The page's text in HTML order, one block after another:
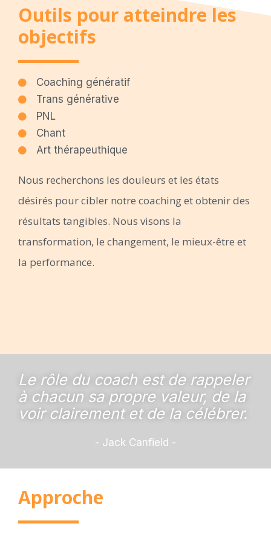
Outils pour atteindre les
objectifs
Coaching génératif
Trans générative
PNL
Chant
Art thérapeuthique
Nous recherchons les douleurs et les états
désirés pour cibler notre coaching et obtenir des
résultats tangibles. Nous visons la
transformation, le changement, le mieux-être et
la performance.
Le rôle du coach est de rappeler
à chacun sa propre valeur, de la
voir clairement et de la célébrer.
- Jack Canfield -
Approche